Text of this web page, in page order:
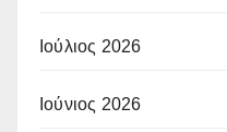
Ιούλιος 2026
Ιούνιος 2026